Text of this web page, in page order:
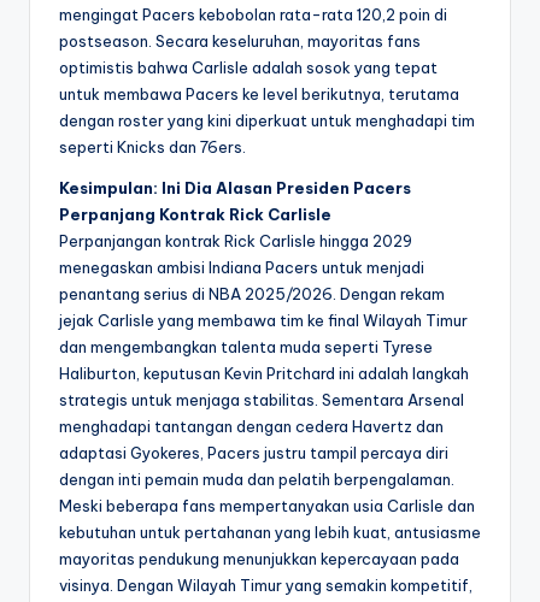
mengingat Pacers kebobolan rata-rata 120,2 poin di
postseason. Secara keseluruhan, mayoritas fans
optimistis bahwa Carlisle adalah sosok yang tepat
untuk membawa Pacers ke level berikutnya, terutama
dengan roster yang kini diperkuat untuk menghadapi tim
seperti Knicks dan 76ers.
Kesimpulan: Ini Dia Alasan Presiden Pacers
Perpanjang Kontrak Rick Carlisle
Perpanjangan kontrak Rick Carlisle hingga 2029
menegaskan ambisi Indiana Pacers untuk menjadi
penantang serius di NBA 2025/2026. Dengan rekam
jejak Carlisle yang membawa tim ke final Wilayah Timur
dan mengembangkan talenta muda seperti Tyrese
Haliburton, keputusan Kevin Pritchard ini adalah langkah
strategis untuk menjaga stabilitas. Sementara Arsenal
menghadapi tantangan dengan cedera Havertz dan
adaptasi Gyokeres, Pacers justru tampil percaya diri
dengan inti pemain muda dan pelatih berpengalaman.
Meski beberapa fans mempertanyakan usia Carlisle dan
kebutuhan untuk pertahanan yang lebih kuat, antusiasme
mayoritas pendukung menunjukkan kepercayaan pada
visinya. Dengan Wilayah Timur yang semakin kompetitif,